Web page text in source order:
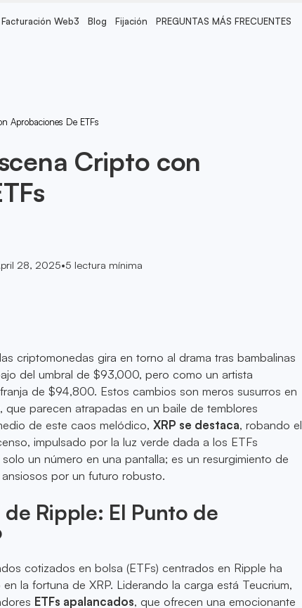
Facturación Web3 Blog Fijación PREGUNTAS MÁS FRECUENTES
Aprobaciones De ETFs
Cripto con
28, 2025•5 lectura mínima
criptomonedas gira en torno al drama tras bambalinas
del umbral de $93,000, pero como un artista
de $94,800. Estos cambios son meros susurros en
que parecen atrapadas en un baile de temblores
de este caos melódico,XRP se destaca, robando el
impulsado por la luz verde dada a los ETFs
un número en una pantalla; es un resurgimiento de
por un futuro robusto.
Ripple: El Punto de
cotizados en bolsa (ETFs) centrados en Ripple ha
la fortuna de XRP. Liderando la carga está Teucrium,
ETFs apalancados, que ofrecen una emocionante